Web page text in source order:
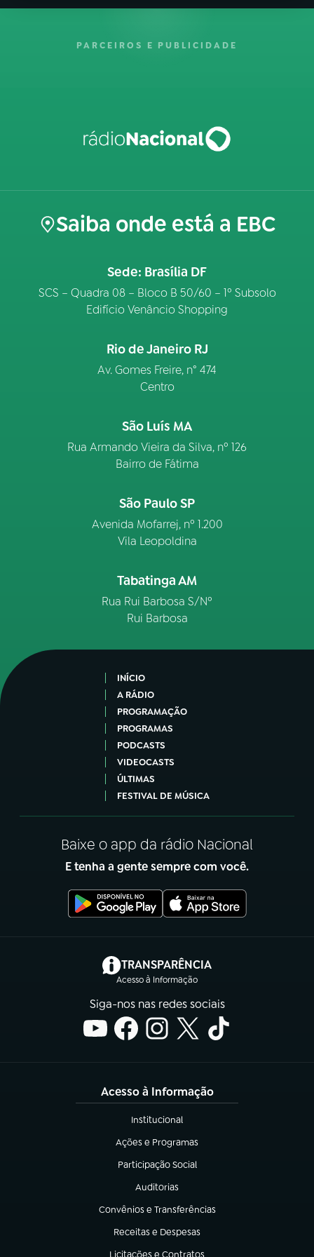
PARCEIROS E PUBLICIDADE
Saiba onde está a EBC
Sede: Brasília DF
SCS – Quadra 08 – Bloco B 50/60 – 1º Subsolo
Edifício Venâncio Shopping
Rio de Janeiro RJ
Av. Gomes Freire, n° 474
Centro
São Luís MA
Rua Armando Vieira da Silva, nº 126
Bairro de Fátima
São Paulo SP
Avenida Mofarrej, nº 1.200
Vila Leopoldina
Tabatinga AM
Rua Rui Barbosa S/Nº
Rui Barbosa
INÍCIO
A RÁDIO
PROGRAMAÇÃO
PROGRAMAS
PODCASTS
VIDEOCASTS
ÚLTIMAS
FESTIVAL DE MÚSICA
Baixe o app da rádio Nacional
E tenha a gente sempre com você.
TRANSPARÊNCIA
Acesso à Informação
(abre em nova aba)
Siga-nos nas redes sociais
Acesso à Informação
Institucional
(abre em nova aba)
Ações e Programas
(abre em nova aba)
Participação Social
(abre em nova aba)
Auditorias
(abre em nova aba)
Convênios e Transferências
(abre em nova aba)
Receitas e Despesas
(abre em nova aba)